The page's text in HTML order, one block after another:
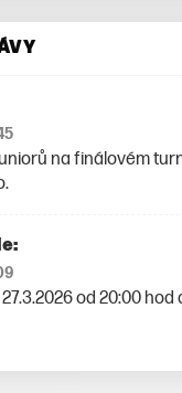
na finálovém
od 20:00 hod